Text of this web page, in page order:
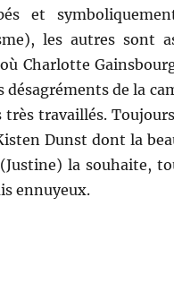
et
les autres sont
Charlotte
de la
très travaillés.
Dunst dont la
la souhaite,
ennuyeux.